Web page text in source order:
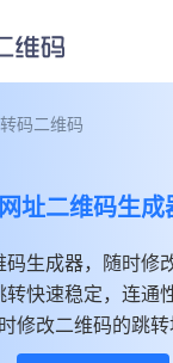
码二维码
网址二维码生成
码生成器，随时修
转快速稳定，连通
修改二维码的跳